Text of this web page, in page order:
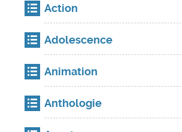
Action
Adolescence
Animation
Anthologie